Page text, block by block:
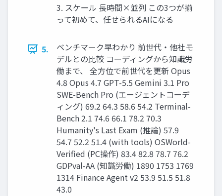
3. スケール 長時間×並列 この3つが揃
って初めて、任せられるAIになる
5.
ベンチマーク早わかり 前世代・他社モ
デルとの比較 コーディングから知識労
働まで、 全方位で前世代を更新 Opus
4.8 Opus 4.7 GPT-5.5 Gemini 3.1 Pro
SWE-Bench Pro (エージェントコーデ
ィング) 69.2 64.3 58.6 54.2 Terminal-
Bench 2.1 74.6 66.1 78.2 70.3
Humanity's Last Exam (推論) 57.9
54.7 52.2 51.4 (with tools) OSWorld-
Verified (PC操作) 83.4 82.8 78.7 76.2
GDPval-AA (知識労働) 1890 1753 1769
1314 Finance Agent v2 53.9 51.5 51.8
43.0